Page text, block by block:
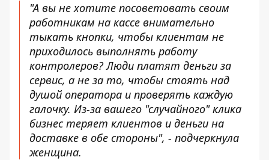
"А вы не хотите посоветовать своим
работникам на кассе внимательно
тыкать кнопки, чтобы клиентам не
приходилось выполнять работу
контролеров? Люди платят деньги за
сервис, а не за то, чтобы стоять над
душой оператора и проверять каждую
галочку. Из-за вашего "случайного" клика
бизнес теряет клиентов и деньги на
доставке в обе стороны", - подчеркнула
женщина.